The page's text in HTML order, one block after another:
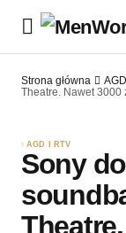
Strona główna
Theatre. Nawet 3000
AGD I RTV
Sony